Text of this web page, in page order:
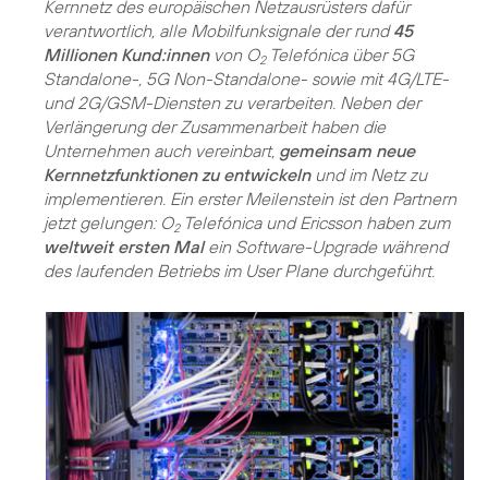
Kernnetz des europäischen Netzausrüsters dafür
verantwortlich, alle Mobilfunksignale der rund45
Millionen Kund:innenvon O2Telefónica über 5G
Standalone-, 5G Non-Standalone- sowie mit 4G/LTE-
und 2G/GSM-Diensten zu verarbeiten. Neben der
Verlängerung der Zusammenarbeit haben die
Unternehmen auch vereinbart, gemeinsam neue
Kernnetzfunktionen zu entwickelnund im Netz zu
implementieren. Ein erster Meilenstein ist den Partnern
jetzt gelungen: O2Telefónica und Ericsson haben zum
weltweit ersten Malein Software-Upgrade während
des laufenden Betriebs im User Plane durchgeführt.